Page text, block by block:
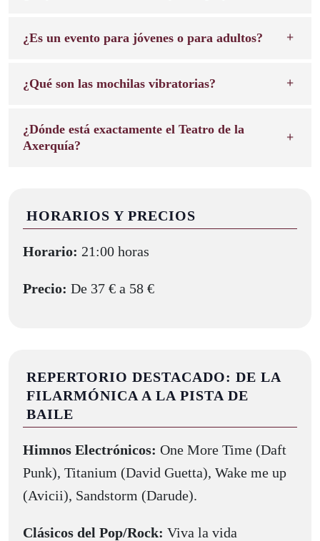
¿Es un evento para jóvenes o para adultos?
¿Qué son las mochilas vibratorias?
¿Dónde está exactamente el Teatro de la
Axerquía?
HORARIOS Y PRECIOS
Horario: 21:00 horas
Precio: De 37 € a 58 €
REPERTORIO DESTACADO: DE LA
FILARMÓNICA A LA PISTA DE
BAILE
Himnos Electrónicos: One More Time (Daft
Punk), Titanium (David Guetta), Wake me up
(Avicii), Sandstorm (Darude).
Clásicos del Pop/Rock: Viva la vida